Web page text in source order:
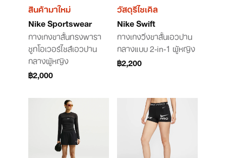
สินค้ามาใหม่
Nike Sportswear
กางเกงขาสั้นทรงพารา
ชูทโอเวอร์ไซส์เอวปาน
กลางผู้หญิง
฿2,000
วัสดุรีไซเคิล
Nike Swift
กางเกงวิ่งขาสั้นเอวปาน
กลางแบบ 2-in-1 ผู้หญิง
฿2,200